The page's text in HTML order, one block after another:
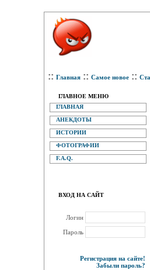
:: Главная :: Самое новое ::
ГЛАВНОЕ МЕНЮ
ГЛАВНАЯ
АНЕКДОТЫ
ИСТОРИИ
ФОТОГРАФИИ
F.A.Q.
ВХОД НА САЙТ
Логин
Пароль
Регистрация на сайте!
Забыли пароль?